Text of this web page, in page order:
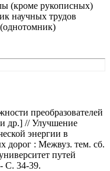
(кроме рукописных)
научных трудов
преобразователей
др.] // Улучшение
энергии в
дорог : Межвуз. тем. сб.
путей
С. 34-39.